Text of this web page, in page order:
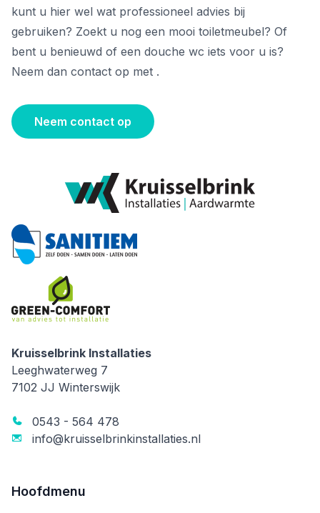
kunt u hier wel wat professioneel advies bij
gebruiken? Zoekt u nog een mooi toiletmeubel? Of
bent u benieuwd of een douche wc iets voor u is?
Neem dan contact op met .
Neem contact op
Kruisselbrink Installaties
Kruisselbrink Installaties
Leeghwaterweg 7
7102 JJ Winterswijk
0543 - 564 478
info@kruisselbrinkinstallaties.nl
Hoofdmenu